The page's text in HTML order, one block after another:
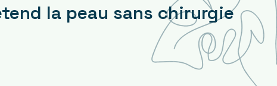
la peau sans chirurgie